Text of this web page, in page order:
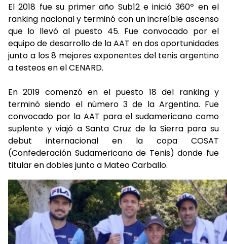
El 2018 fue su primer año Sub12 e inició 360º en el
ranking nacional y terminó con un increíble ascenso
que lo llevó al puesto 45. Fue convocado por el
equipo de desarrollo de la AAT en dos oportunidades
junto a los 8 mejores exponentes del tenis argentino
a testeos en el CENARD.
En 2019 comenzó en el puesto 18 del ranking y
terminó siendo el número 3 de la Argentina. Fue
convocado por la AAT para el sudamericano como
suplente y viajó a Santa Cruz de la Sierra para su
debut internacional en la copa COSAT
(Confederación Sudamericana de Tenis) donde fue
titular en dobles junto a Mateo Carballo.